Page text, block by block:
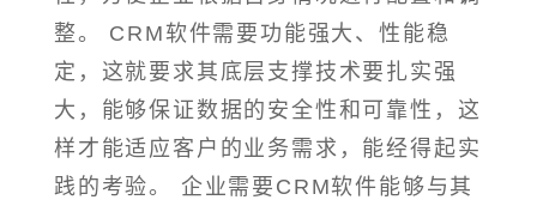
整。 CRM软件需要功能强大、性能稳
定，这就要求其底层支撑技术要扎实强
大，能够保证数据的安全性和可靠性，这
样才能适应客户的业务需求，能经得起实
践的考验。 企业需要CRM软件能够与其